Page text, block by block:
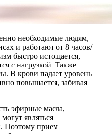
необходимые людям,
и работают от 8 часов/
быстро истощается,
с нагрузкой. Также
В крови падает уровень
повышается, забивая
эфирные масла,
являться
Поэтому прием